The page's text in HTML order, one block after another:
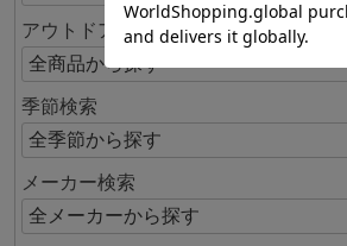
アウトドア専門館内から検索
季節検索
メーカー検索